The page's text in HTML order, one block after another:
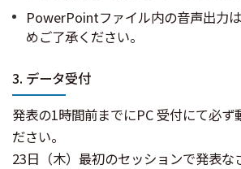
PowerPointファイル内の音声出力
めご了承ください。
3. データ受付
発表の1時間前までにPC 受付にて必ず
ださい。
23日（木）最初のセッションで発表な